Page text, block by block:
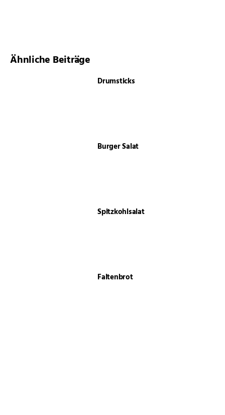
Ähnliche Beiträge
Drumsticks
Burger Salat
Spitzkohlsalat
Faltenbrot